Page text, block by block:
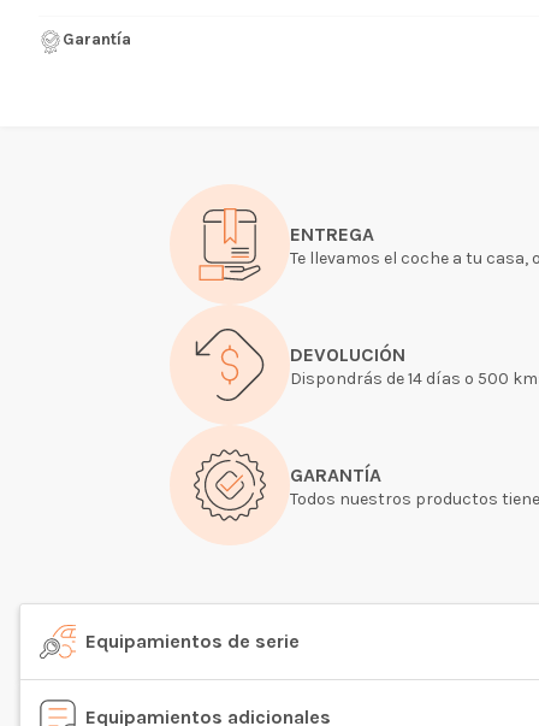
ENTREGA
Te llevamos el coche a tu casa,
DEVOLUCIÓN
Dispondrás de 14 días o 500
GARANTÍA
Todos nuestros productos
Equipamientos de serie
Equipamientos adicionales
Garantía